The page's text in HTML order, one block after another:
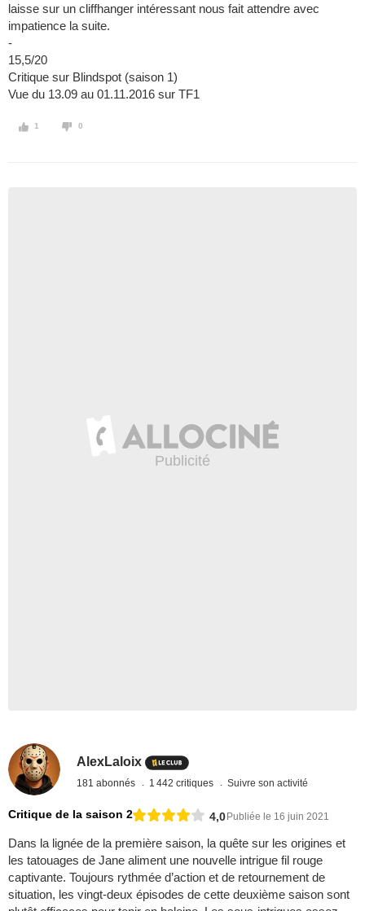
laisse sur un cliffhanger intéressant nous fait attendre avec
impatience la suite.
-
15,5/20
Critique sur Blindspot (saison 1)
Vue du 13.09 au 01.11.2016 sur TF1
1 0
AlexLaloix
181 abonnés 1 442 critiques Suivre son activité
Critique de la saison 2 4,0Publiée le 16 juin 2021
Dans la lignée de la première saison, la quête sur les origines et
les tatouages de Jane aliment une nouvelle intrigue fil rouge
captivante. Toujours rythmée d’action et de retournement de
situation, les vingt-deux épisodes de cette deuxième saison sont